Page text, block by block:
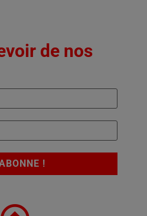
de nos